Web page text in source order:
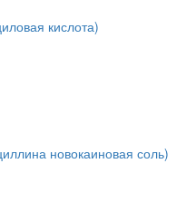
кислота)
новокаиновая соль)